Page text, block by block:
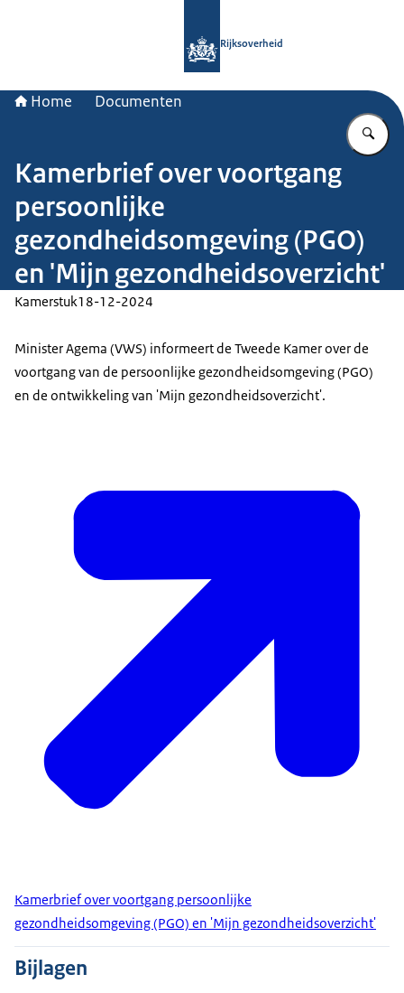
Rijksoverheid
Home Documenten
Kamerbrief over voortgang
persoonlijke
gezondheidsomgeving (PGO)
en 'Mijn gezondheidsoverzicht'
Kamerstuk18-12-2024
Minister Agema (VWS) informeert de Tweede Kamer over de
voortgang van de persoonlijke gezondheidsomgeving (PGO)
en de ontwikkeling van 'Mijn gezondheidsoverzicht'.
Kamerbrief over voortgang persoonlijke
gezondheidsomgeving (PGO) en 'Mijn gezondheidsoverzicht'
Bijlagen